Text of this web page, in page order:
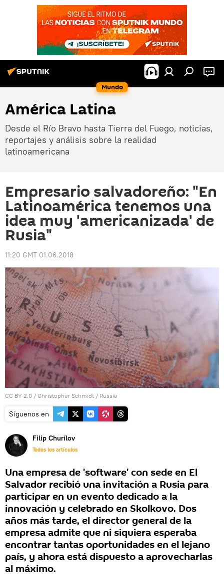
Mundo
América Latina
Desde el Río Bravo hasta Tierra del Fuego, noticias,
reportajes y análisis sobre la realidad
latinoamericana
Empresario salvadoreño: "En
Latinoamérica tenemos una
idea muy 'americanizada' de
Rusia"
11:20 GMT 01.06.2018
CC BY 2.0 / Christopher Schmidt / Russia
Síguenos en
Filip Churílov
Todos los artículos
Una empresa de 'software' con sede en El
Salvador recibió una invitación a Rusia para
participar en un evento dedicado a la
innovación y celebrado en Skolkovo. Dos
años más tarde, el director general de la
empresa admite que ni siquiera esperaba
encontrar tantas oportunidades en el lejano
país, y ahora está dispuesto a aprovecharlas
al máximo.